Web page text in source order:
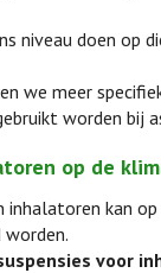
niveau doen op
we meer
worden bij
op de
kan
voor